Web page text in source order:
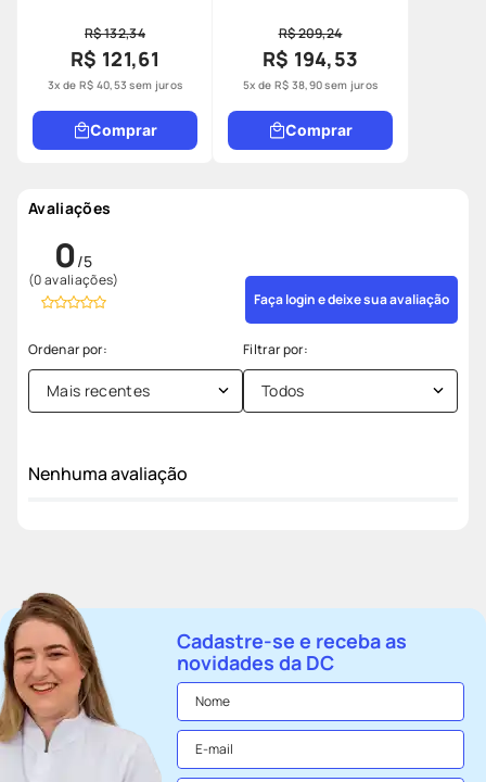
R$ 132,34
R$ 121,61
3x de R$ 40,53 sem juros
Comprar
R$ 209,24
R$ 194,53
5x de R$ 38,90sem juros
Comprar
Avaliações
0
(0 avaliações)
Faça login e deixe sua avaliação
Mais recentes Todos
Nenhuma avaliação
Cadastre-se e receba as
novidades da DC